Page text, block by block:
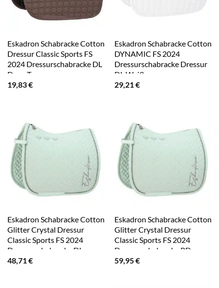
Eskadron Schabracke Cotton
Dressur Classic Sports FS
2024 Dressurschabracke DL
Deep Taupe
19,83€
Eskadron Schabracke Cotton
DYNAMIC FS 2024
Dressurschabracke Dressur
DL Weiß
29,21 €
Eskadron Schabracke Cotton
Glitter Crystal Dressur
Classic Sports FS 2024
Dressurschabracke DL
Powder Green
48,71€
Eskadron Schabracke Cotton
Glitter Crystal Dressur
Classic Sports FS 2024
Dressurschabracke PD
Powder Green
59,95€